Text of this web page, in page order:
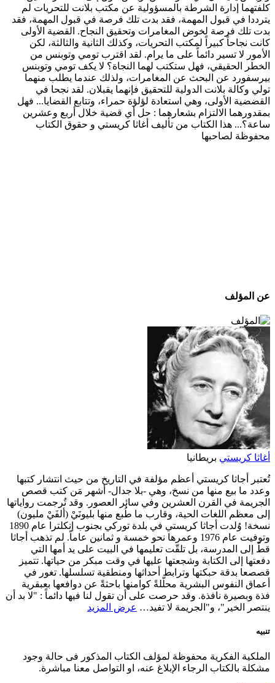
كلفتهما إدارة الشرطة بالمسؤولية عن مكتب بلانت للتحريات لم
يترددا في قبول المهمة، فقد بدت تلك فرصة في قبول المهمة، فقد
بدت تلك فرصة لخوض المغامرات وتحقيق النجاح. القضية الأولى
كانت نجاحاً كبيراً لمكتب التحريات، وكذلك الثانية والثالثة، لكن
الأمور لا تسير دائماً على ما يرام. لقد اقترب تومي وتوبنس من
الخطر الحقيقي، فهل ستكتب لهما النجاة؟ لا يكف تومي وتوبنس
بيرسفورد عن البحث عن المغامرات، ولذلك عندما يطلب منهما
تولي وكالة بلانت الدولية للتحقيق فإنهما يقبلان. لقد نجحا في
القضضية الأولى، وهي استعادة لؤلؤة حمراء، وتتابع القضايا... فهل
بمقدورهما الالتزام بشعارهما : حل أي قضية خلال أربع وعشرين
ساعة؟... هذا الكتاب من تأليف أغاثا كريستي و حقوق الكتاب
محفوظة لصاحبها
عن المؤلف
أغاثا كريستي بريطانيا
تُعتبر أجاثا كريستي أعظم مؤلفة في التاريخ من حيث انتشار كتبها
وعدد ما بيع منها من نسخ، وهي -بلا جدال- أشهر مَن كتب قصص
الجريمة في القرن العشرين وفي سائر العصور. وقد تُرجمت رواياتها
إلى معظم اللغات الحية، وقارب ما طُبع منها بليونَيْ (ألفَيْ مليون)
نسخة! وُلدت أجاثا كريستي في بلدة توركي بجنوب إنكلترا عام 1890
وتوفيت عام 1976 وعمرها نحو خمسة و ثمانين عاماً. لم تذهب أجاثا
قطّ إلى المدرسة، بل تلقّت تعليمها في البيت على يد أمها التي
دفعتها إلى الكتابة وشجعتها عليها في وقت مبكر من حياتها. تتميز
قصصعا بدقة حبكتها وترابط أحداثها ومنطقية تسلسلها. تغور في
أعماق النفوس البشرية محلّلةً كوامنها باحثةً عن دوافعها بعبقرية
فذة وبصيرة نافذة. وقد حرصت على أن تقول لنا فيها دائماً : "لا بد أن
ينتصر الخير"، و"الجريمة لا تفيد… عرض المزيد
تنبيه
الملكية الفكرية محفوظة لمؤلف الكتاب المذكور فى حالة وجود
مشكلة بالكتاب الرجاء الإبلاغ عنه، او التواصل معنا مباشرة.